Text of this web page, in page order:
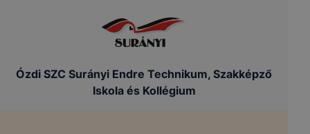
Ózdi SZC Surányi Endre Technikum, Szakképző
Iskola és Kollégium